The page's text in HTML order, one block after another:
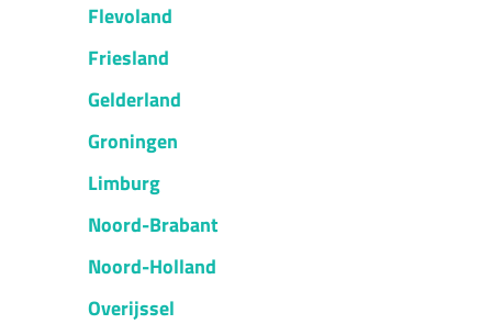
Flevoland
Friesland
Gelderland
Groningen
Limburg
Noord-Brabant
Noord-Holland
Overijssel